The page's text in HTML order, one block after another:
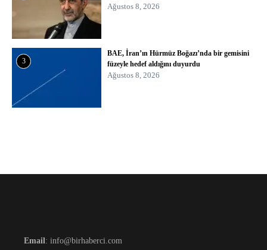
Ağustos 8, 2026
3
BAE, İran’ın Hürmüz Boğazı’nda bir gemisini
füzeyle hedef aldığını duyurdu
Ağustos 8, 2026
Email: info@birhaberci.com